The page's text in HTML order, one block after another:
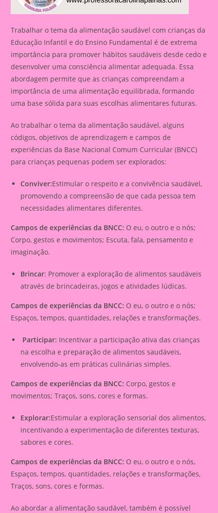
Trabalhar o tema da alimentação saudável com crianças da
Educação Infantil e do Ensino Fundamental é de extrema
importância para promover hábitos saudáveis desde cedo e
desenvolver uma consciência alimentar adequada. Essa
abordagem permite que as crianças compreendam a
importância de uma alimentação equilibrada, formando
uma base sólida para suas escolhas alimentares futuras.
Ao trabalhar o tema da alimentação saudável, alguns
códigos, objetivos de aprendizagem e campos de
experiências da Base Nacional Comum Curricular (BNCC)
para crianças pequenas podem ser explorados:
Conviver:Estimular o respeito e a convivência saudável,
promovendo a compreensão de que cada pessoa tem
necessidades alimentares diferentes.
Campos de experiências da BNCC: O eu, o outro e o nós;
Corpo, gestos e movimentos; Escuta, fala, pensamento e
imaginação.
Brincar: Promover a exploração de alimentos saudáveis
através de brincadeiras, jogos e atividades lúdicas.
Campos de experiências da BNCC: O eu, o outro e o nós;
Espaços, tempos, quantidades, relações e transformações.
Participar: Incentivar a participação ativa das crianças
na escolha e preparação de alimentos saudáveis,
envolvendo-as em práticas culinárias simples.
Campos de experiências da BNCC: Corpo, gestos e
movimentos; Traços, sons, cores e formas.
Explorar:Estimular a exploração sensorial dos alimentos,
incentivando a experimentação de diferentes texturas,
sabores e cores.
Campos de experiências da BNCC: O eu, o outro e o nós,
Espaços, tempos, quantidades, relações e transformações,
Traços, sons, cores e formas.
Ao abordar a alimentação saudável, também é possível